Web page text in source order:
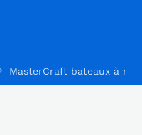
MasterCraft bateaux à